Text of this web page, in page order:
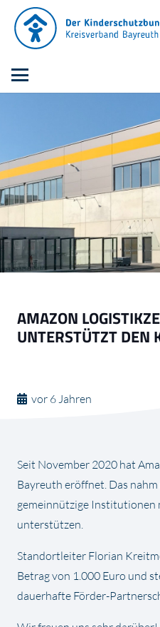
AMAZON
UNTERSTÜTZT DEN
vor 6 Jahren
Seit November 2020 hat
Bayreuth eröffnet. Das
gemeinnützige Institutionen
unterstützen.
Standortleiter Florian
Betrag von 1.000 Euro und
dauerhafte Förder-